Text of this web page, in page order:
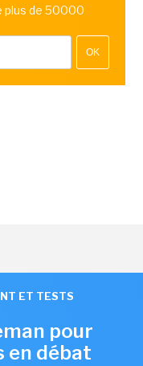
plus de 50000
OK
ET TESTS
pour
en débat